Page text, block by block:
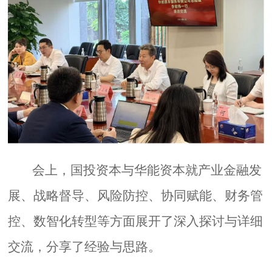
会上，国投资本与华能资本就产业金融发
展、战略督导、风险防控、协同赋能、财务管
控、数智化转型等方面展开了深入探讨与详细
交流，分享了经验与思路。